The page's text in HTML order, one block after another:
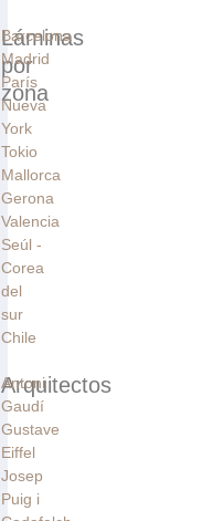
Láminas
por
zona
Barcelona
Madrid
París
Nueva
York
Tokio
Mallorca
Gerona
Valencia
Seúl -
Corea
del
sur
Chile
Arquitectos
Antoni
Gaudí
Gustave
Eiffel
Josep
Puig i